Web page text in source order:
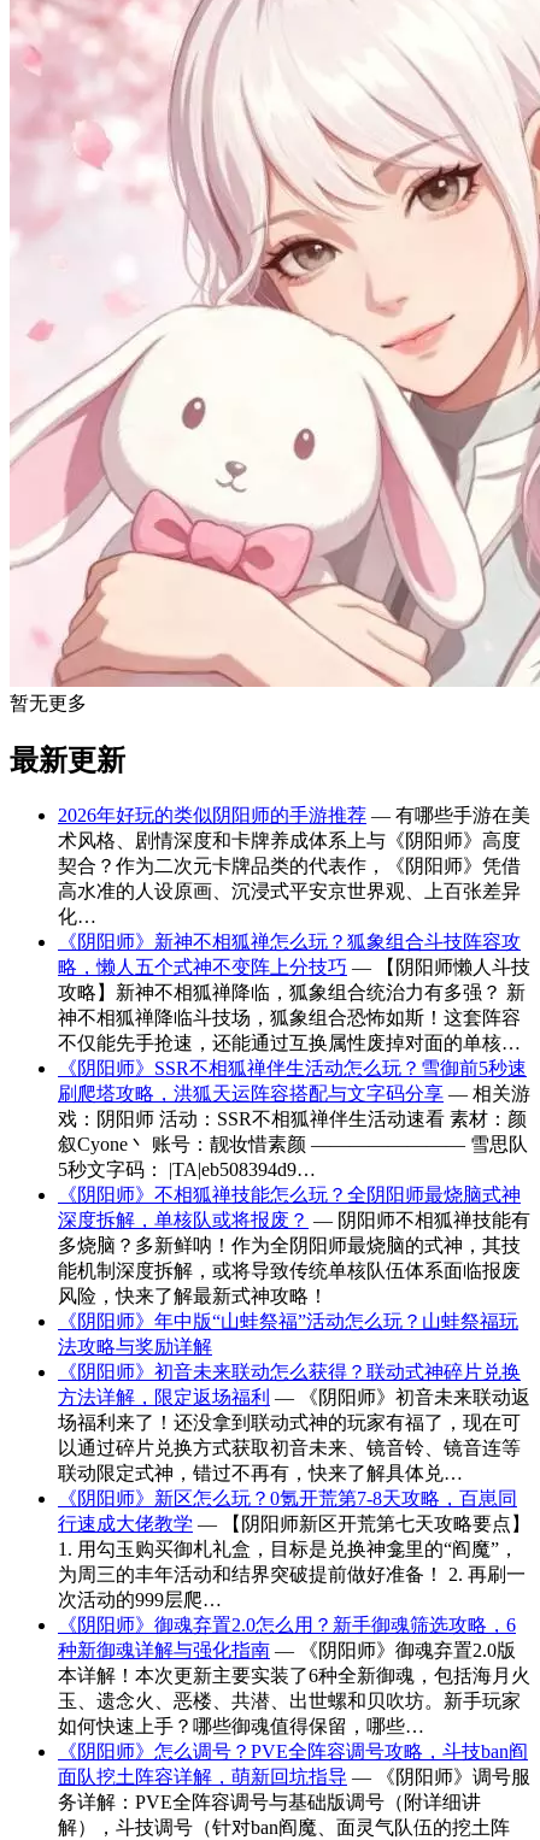
暂无更多
最新更新
2026年好玩的类似阴阳师的手游推荐 — 有哪些手游在美
术风格、剧情深度和卡牌养成体系上与《阴阳师》高度
契合？作为二次元卡牌品类的代表作，《阴阳师》凭借
高水准的人设原画、沉浸式平安京世界观、上百张差异
化…
《阴阳师》新神不相狐禅怎么玩？狐象组合斗技阵容攻
略，懒人五个式神不变阵上分技巧 — 【阴阳师懒人斗技
攻略】新神不相狐禅降临，狐象组合统治力有多强？ 新
神不相狐禅降临斗技场，狐象组合恐怖如斯！这套阵容
不仅能先手抢速，还能通过互换属性废掉对面的单核…
《阴阳师》SSR不相狐禅伴生活动怎么玩？雪御前5秒速
刷爬塔攻略，洪狐天运阵容搭配与文字码分享 — 相关游
戏：阴阳师 活动：SSR不相狐禅伴生活动速看 素材：颜
叙Cyone丶 账号：靓妆惜素颜 ———————— 雪思队
5秒文字码： |TA|eb508394d9…
《阴阳师》不相狐禅技能怎么玩？全阴阳师最烧脑式神
深度拆解，单核队或将报废？ — 阴阳师不相狐禅技能有
多烧脑？多新鲜呐！作为全阴阳师最烧脑的式神，其技
能机制深度拆解，或将导致传统单核队伍体系面临报废
风险，快来了解最新式神攻略！
《阴阳师》年中版“山蛙祭福”活动怎么玩？山蛙祭福玩
法攻略与奖励详解
《阴阳师》初音未来联动怎么获得？联动式神碎片兑换
方法详解，限定返场福利 — 《阴阳师》初音未来联动返
场福利来了！还没拿到联动式神的玩家有福了，现在可
以通过碎片兑换方式获取初音未来、镜音铃、镜音连等
联动限定式神，错过不再有，快来了解具体兑…
《阴阳师》新区怎么玩？0氪开荒第7-8天攻略，百崽同
行速成大佬教学 — 【阴阳师新区开荒第七天攻略要点】
1. 用勾玉购买御札礼盒，目标是兑换神龛里的“阎魔”，
为周三的丰年活动和结界突破提前做好准备！ 2. 再刷一
次活动的999层爬…
《阴阳师》御魂弃置2.0怎么用？新手御魂筛选攻略，6
种新御魂详解与强化指南 — 《阴阳师》御魂弃置2.0版
本详解！本次更新主要实装了6种全新御魂，包括海月火
玉、遗念火、恶楼、共潜、出世螺和贝吹坊。新手玩家
如何快速上手？哪些御魂值得保留，哪些…
《阴阳师》怎么调号？PVE全阵容调号攻略，斗技ban阎
面队挖土阵容详解，萌新回坑指导 — 《阴阳师》调号服
务详解：PVE全阵容调号与基础版调号（附详细讲
解），斗技调号（针对ban阎魔、面灵气队伍的挖土阵